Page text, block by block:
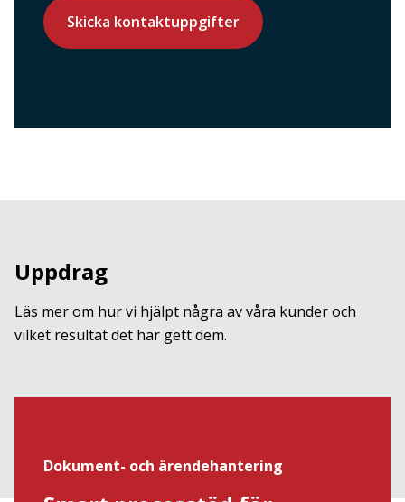
Uppdrag
Läs mer om hur vi hjälpt några av våra kunder och
vilket resultat det har gett dem.
Dokument- och ärendehantering